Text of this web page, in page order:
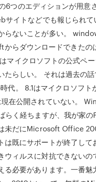
6つのエディションが用意
サイトなどでも報じられて
らないことが多い。
らダウンロードできたの
マイクロソフトの公式ペ
たらしい。 それは過去の
代。 8.1はマイクロソフト
在公開されていない。
らく経ちますが、我が家の
未だにMicrosoft Office
は既にサポートが終了して
ウィルスに対抗できないの
る必要があります。一番魅